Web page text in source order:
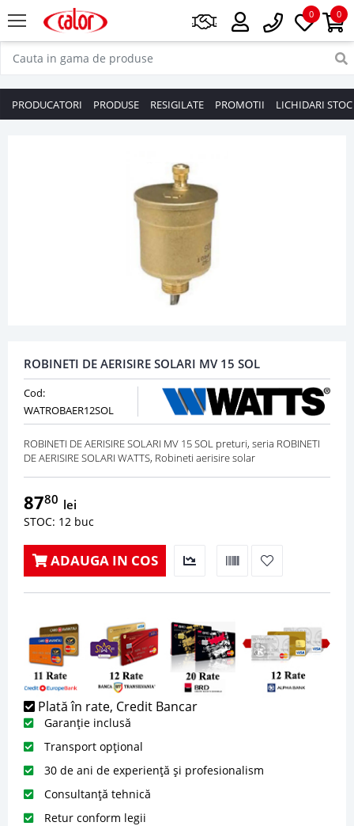
0
0
PRODUCATORI PRODUSE RESIGILATE PROMOTII LICHIDARI STOC
ROBINETI DE AERISIRE SOLARI MV 15 SOL
Cod:
WATROBAER12SOL
ROBINETI DE AERISIRE SOLARI MV 15 SOL preturi, seria ROBINETI
DE AERISIRE SOLARI WATTS, Robineti aerisire solar
8780 lei
STOC: 12 buc
ADAUGA IN COS
Plată în rate, Credit Bancar
Garanție inclusă
Transport opțional
30 de ani de experiență și profesionalism
Consultanță tehnică
Retur conform legii